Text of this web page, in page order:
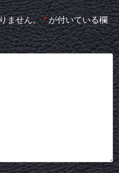
ません。 *が付いている欄